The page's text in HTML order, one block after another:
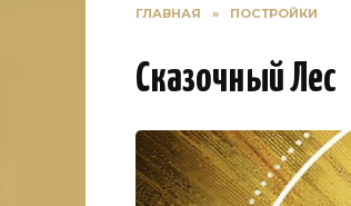
ГЛАВНАЯ » ПОСТРОЙКИ
Сказочный Лес